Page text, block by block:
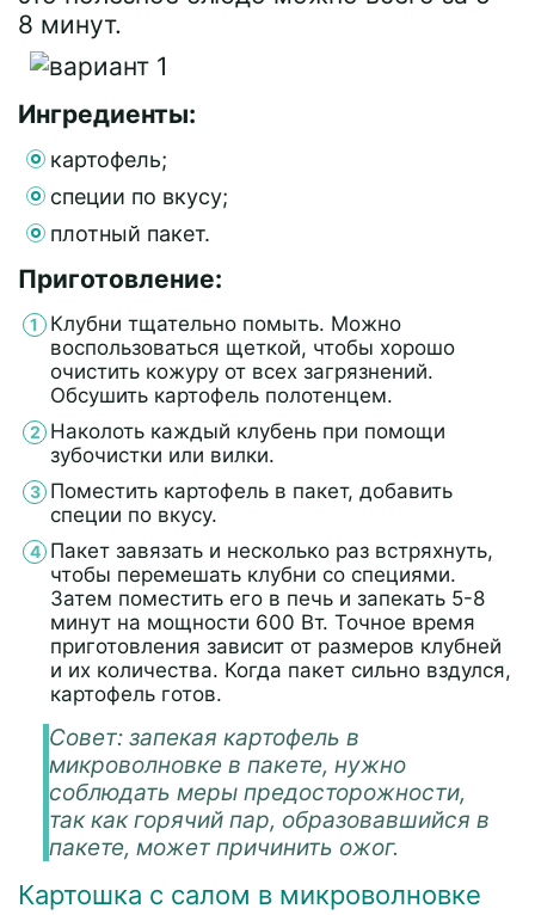
8 минут.
Ингредиенты:
картофель;
специи по вкусу;
плотный пакет.
Приготовление:
Клубни тщательно помыть. Можно
воспользоваться щеткой, чтобы хорошо
очистить кожуру от всех загрязнений.
Обсушить картофель полотенцем.
Наколоть каждый клубень при помощи
зубочистки или вилки.
Поместить картофель в пакет, добавить
специи по вкусу.
Пакет завязать и несколько раз встряхнуть,
чтобы перемешать клубни со специями.
Затем поместить его в печь и запекать 5-8
минут на мощности 600 Вт. Точное время
приготовления зависит от размеров клубней
и их количества. Когда пакет сильно вздулся,
картофель готов.
Совет: запекая картофель в
микроволновке в пакете, нужно
соблюдать меры предосторожности,
так как горячий пар, образовавшийся в
пакете, может причинить ожог.
Картошка с салом в микроволновке